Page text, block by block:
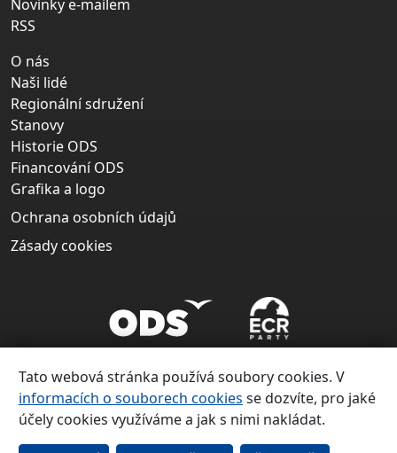
Novinky e-mailem
RSS
O nás
Naši lidé
Regionální sdružení
Stanovy
Historie ODS
Financování ODS
Grafika a logo
Ochrana osobních údajů
Zásady cookies
Copyright ©
Tato webová stránka používá soubory cookies. V
informacích o souborech cookies se dozvíte, pro jaké
účely cookies využíváme a jak s nimi nakládat.